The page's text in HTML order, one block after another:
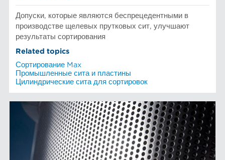
Допуски, которые являются беспрецедентными в
производстве щелевых прутковых сит, улучшают
результаты сортирования
Related topics
Сортирование Max
Промышленные сита и пластины
Цилиндрические сита для сортировок